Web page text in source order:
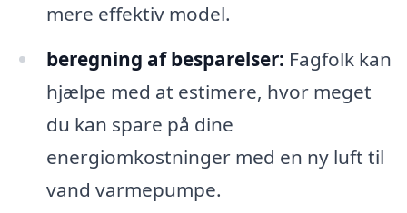
mere effektiv model.
beregning af besparelser: Fagfolk kan
hjælpe med at estimere, hvor meget
du kan spare på dine
energiomkostninger med en ny luft til
vand varmepumpe.